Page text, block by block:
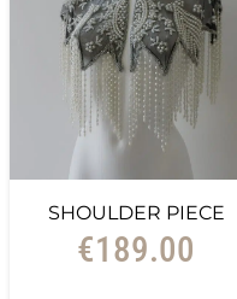
SHOULDER PIECE
€189.00